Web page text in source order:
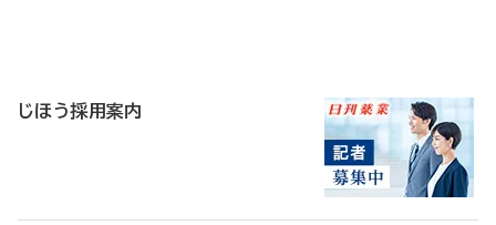
じほう採用案内